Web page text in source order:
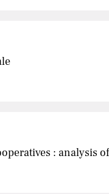
: analysis